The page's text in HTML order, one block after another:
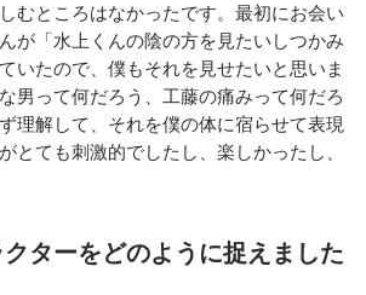
むところはなかったです。最初にお会い
が「水上くんの陰の方を見たいしつかみ
いたので、僕もそれを見せたいと思いま
男って何だろう、工藤の痛みって何だろ
理解して、それを僕の体に宿らせて表現
とても刺激的でしたし、楽しかったし、
ターをどのように捉えました